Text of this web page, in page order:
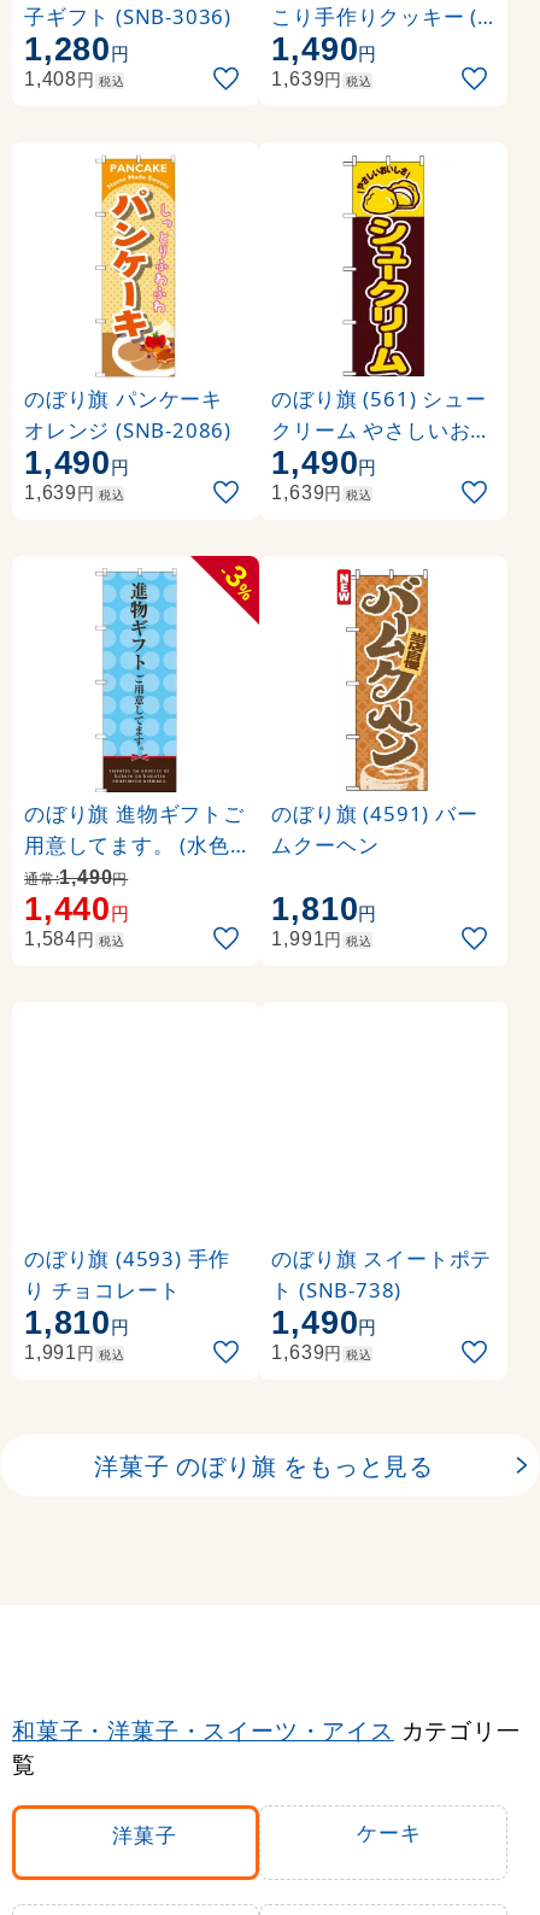
子ギフト (SNB-3036)
1,280円
1,408円 税込
こり手作りクッキー (S
NB-2840)
1,490円
1,639円 税込
のぼり旗 パンケーキ
オレンジ (SNB-2086)
1,490円
1,639円 税込
のぼり旗 (561) シュー
クリーム やさしいおい
しさ イラスト
1,490円
1,639円 税込
-
3
%
のぼり旗 進物ギフトご
用意してます。 (水色)
(SNB-2747)
通常:1,490円
1,440円
1,584円 税込
のぼり旗 (4591) バー
ムクーヘン
1,810円
1,991円 税込
のぼり旗 (4593) 手作
り チョコレート
1,810円
1,991円 税込
のぼり旗 スイートポテ
ト (SNB-738)
1,490円
1,639円 税込
洋菓子 のぼり旗 をもっと見る
和菓子・洋菓子・スイーツ・アイス カテゴリ一
覧
洋菓子 ケーキ